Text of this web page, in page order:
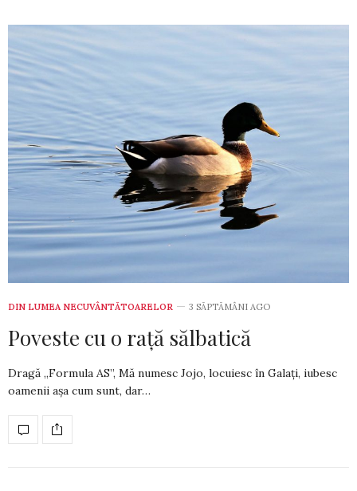
DIN LUMEA NECUVÂNTĂTOARELOR 3 SĂPTĂMÂNI AGO
Poveste cu o rață sălbatică
Dragă „Formula AS”, Mă numesc Jojo, locuiesc în Galați, iubesc
oa­menii așa cum sunt, dar…